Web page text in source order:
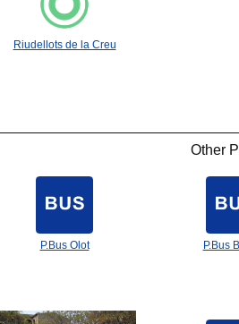
Riudellots de la Creu
Other
P.Bus Olot P.Bus